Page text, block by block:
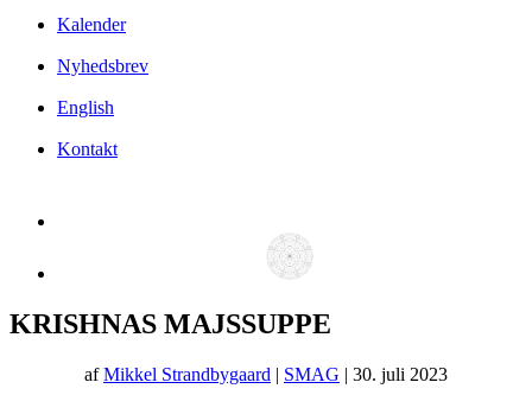
Kalender
Nyhedsbrev
English
Kontakt
KRISHNAS MAJSSUPPE
afMikkel Strandbygaard | SMAG | 30. juli 2023